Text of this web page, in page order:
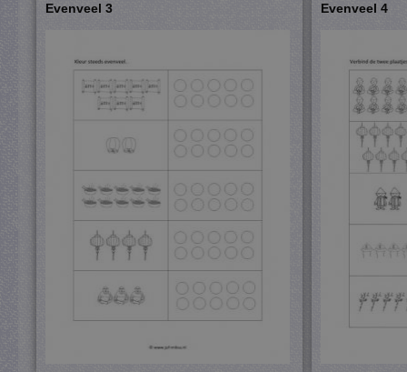
Evenveel 3 Evenveel 4